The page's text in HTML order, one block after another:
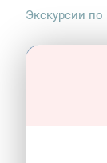
Экскурсии по